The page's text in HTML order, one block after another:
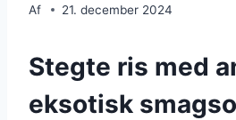
Af 21. december 2024
Stegte ris med
eksotisk